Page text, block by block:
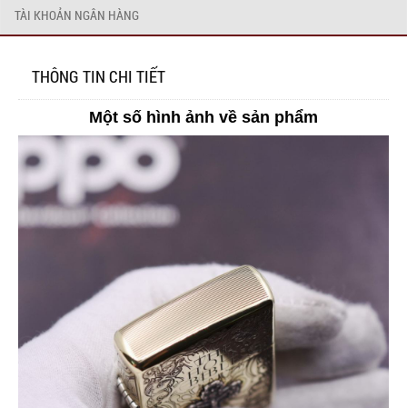
TÀI KHOẢN NGÂN HÀNG
THÔNG TIN CHI TIẾT
Một số hình ảnh về sản phẩm